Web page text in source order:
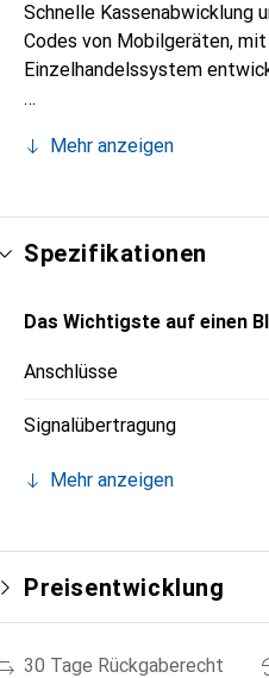
Schnelle Kassenabwicklung
Codes von Mobilgeräten,
Einzelhandelssystem
Mehr anzeigen
Spezifikationen
Das Wichtigste auf einen
Anschlüsse
Signalübertragung
Mehr anzeigen
Preisentwicklung
30 Tage Rückgaberecht